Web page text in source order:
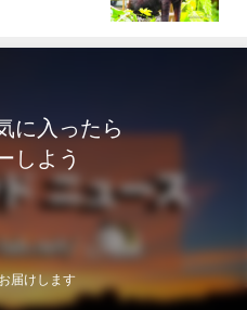
に入ったら
しよう
届けします